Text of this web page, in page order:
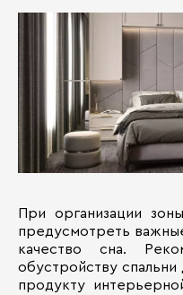
При организации
предусмотреть
качество сна.
обустройству
продукту